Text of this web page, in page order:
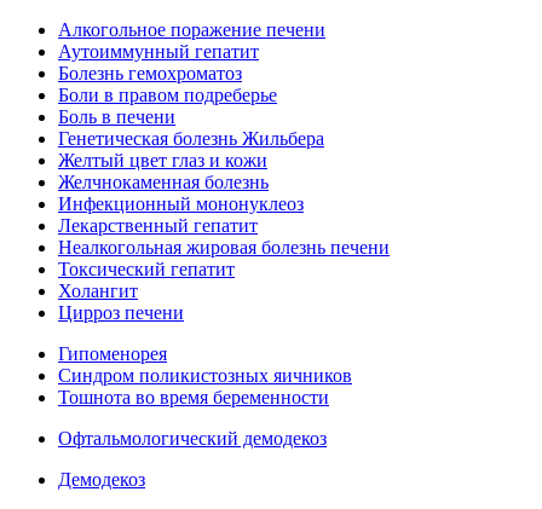
Алкогольное поражение печени
Аутоиммунный гепатит
Болезнь гемохроматоз
Боли в правом подреберье
Боль в печени
Генетическая болезнь Жильбера
Желтый цвет глаз и кожи
Желчнокаменная болезнь
Инфекционный мононуклеоз
Лекарственный гепатит
Неалкогольная жировая болезнь печени
Токсический гепатит
Холангит
Цирроз печени
Гипоменорея
Синдром поликистозных яичников
Тошнота во время беременности
Офтальмологический демодекоз
Демодекоз